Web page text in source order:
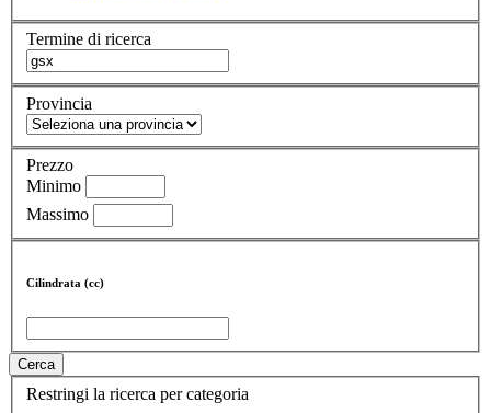
Termine di ricerca
Provincia
Prezzo
Minimo
Massimo
Cilindrata (cc)
Cerca
Restringi la ricerca per categoria